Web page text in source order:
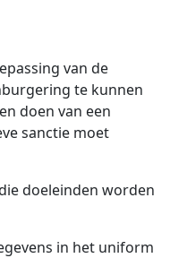
van de
te kunnen
doen van een
sanctie moet
doeleinden worden
in het uniform